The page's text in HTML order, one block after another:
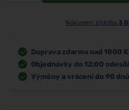
Nákupem získáte 3
Doprava zdarma nad 1800
Objednávky do 12:00
Výměny a vrácení do 90